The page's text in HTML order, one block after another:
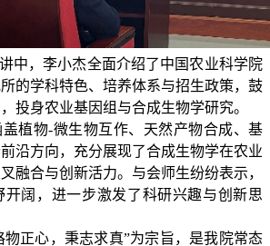
，李小杰全面介绍了中国农业科学院
的学科特色、培养体系与招生政策，鼓
投身农业基因组与合成生物学研究。
物-微生物互作、天然产物合成、基
沿方向，充分展现了合成生物学在农业
融合与创新活力。与会师生纷纷表示，
开阔，进一步激发了科研兴趣与创新思
正心，秉志求真”为宗旨，是我院常态